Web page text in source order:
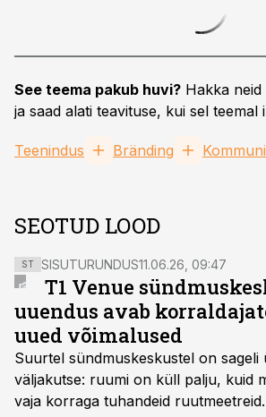
See teema pakub huvi? Hakka
ja saad alati teavituse, kui sel teemal
Teenindus Bränding
SEOTUD LOOD
ST SISUTURUNDUS11.06.26, 09:47
T1 Venue
uuendus avab
uued võimalused
Suurtel sündmuskeskustel on sageli
väljakutse: ruumi on küll palju, kuid
vaja korraga tuhandeid